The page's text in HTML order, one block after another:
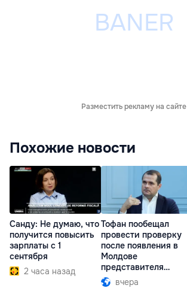
Разместить рекламу на сайте
Похожие новости
Санду: Не думаю, что
получится повысить
зарплаты с 1
сентября
2 часа назад
Тофан пообещал
провести проверку
после появления в
Молдове
представителя
Южной Осетии
вчера